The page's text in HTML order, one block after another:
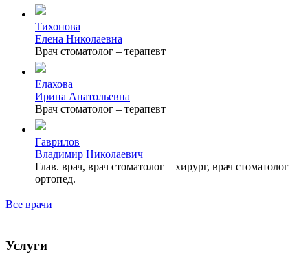
Тихонова
Елена Николаевна
Врач стоматолог – терапевт
Елахова
Ирина Анатольевна
Врач стоматолог – терапевт
Гаврилов
Владимир Николаевич
Глав. врач, врач стоматолог – хирург, врач стоматолог –
ортопед.
Все врачи
Услуги